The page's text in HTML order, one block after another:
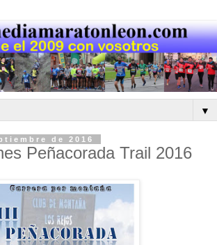
▼
de 2016
Peñacorada Trail 2016